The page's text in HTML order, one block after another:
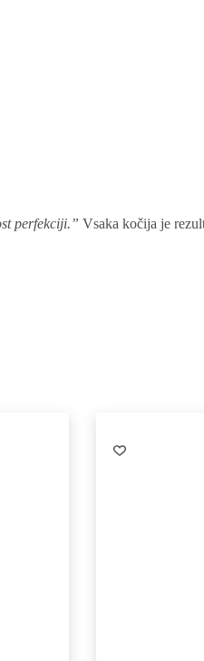
perfekciji.” Vsaka kočija je